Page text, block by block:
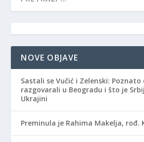
NOVE OBJAVE
Sastali se Vučić i Zelenski: Poznato
razgovarali u Beogradu i što je
Ukrajini
Preminula je Rahima Makelja, rođ.